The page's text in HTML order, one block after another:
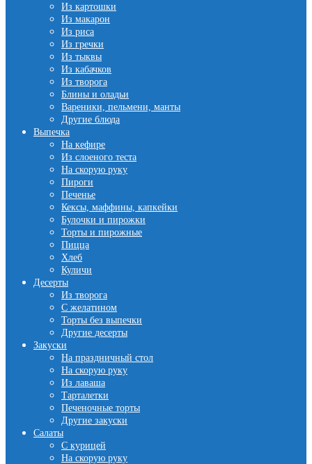
Из картошки
Из макарон
Из риса
Из гречки
Из тыквы
Из кабачков
Из творога
Блины и оладьи
Вареники, пельмени, манты
Другие блюда
Выпечка
На кефире
Из слоеного теста
На скорую руку
Пироги
Печенье
Кексы, маффины, капкейки
Булочки и пирожки
Торты и пирожные
Пицца
Хлеб
Куличи
Десерты
Из творога
С желатином
Торты без выпечки
Другие десерты
Закуски
На праздничный стол
На скорую руку
Из лаваша
Тарталетки
Печеночные торты
Другие закуски
Салаты
С курицей
На скорую руку